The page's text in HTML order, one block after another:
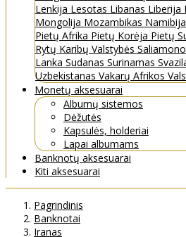
Lenkija Lesotas Libanas Liberija
Mongolija Mozambikas Namibija
Pietų Afrika Pietų Korėja Pietų
Rytų Karibų Valstybės
Lanka Sudanas Surinamas
Uzbekistanas Vakarų Afrikos
Monetų aksesuarai
Albumų sistemos
Dėžutės
Kapsulės, holderiai
Lapai albumams
Banknotų aksesuarai
Kiti aksesuarai
Pagrindinis
Banknotai
Iranas